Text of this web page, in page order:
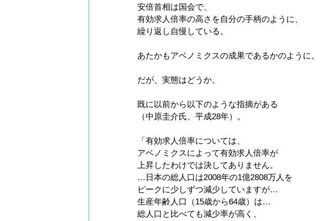
安倍首相は国会で、
有効求人倍率の高さを自分の手柄のように、
繰り返し自慢している。
あたかもアベノミクスの成果であるかのように。
だが、実態はどうか。
既に以前から以下のような指摘がある
（中原圭介氏、平成28年）。
「有効求人倍率については、
アベノミクスによって有効求人倍率が
上昇したわけでは決してありません。
…日本の総人口は2008年の1億2808万人を
ピークに少しずつ減少していますが…
生産年齢人口（15歳から64歳）は…
総人口と比べても減少率が高く、